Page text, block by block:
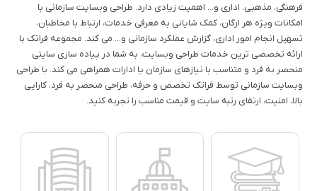
طراحی سایت
شرکتی بازرگانی و
طراحی سایت
سیستم‌های
ایمنی و ضد سرقت
طراحی سایت
پزشکی، زیبایی،
درمانگاه‌ها
فرهنگی، مذهبی، اداری و... اهمیت زیادی دارد. طراحی وبسایت سازمانی با
امکانات ویژه هر ارگان، کمک شایانی به معرفی خدمات، ارتباط با مخاطبان،
تسهیل انجام امور اداری، گزارش عملکرد سازمانی و... می کند. مجموعه فراتک با
ارائه تخصصی ترین خدمات طراحی وبسایت، به شما در پیاده سازی سایتی
منحصر به فرد و متناسب با نیازهای سازمان یا ادارات همراهی می کند. با طراحی
وبسایت سازمانی توسط فراتک تخصص و حرفه، طراحی منحصر به فرد، کارایی
بالا، امنیت، ارتقای رتبه سایت و قیمت مناسب را تجربه کنید.